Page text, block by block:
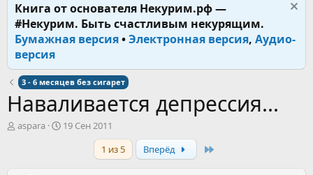
Книга от основателя Некурим.рф —
#Некурим. Быть счастливым некурящим.
Бумажная версия•Электронная версия, Аудио-
версия
3 - 6 месяцев без сигарет
Наваливается депрессия...
А
aspara
Д
19 Сен 2011
1 из 5
Вперёд